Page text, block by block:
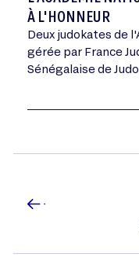
À L'HONNEUR
Deux judokates de
gérée par France
Sénégalaise de